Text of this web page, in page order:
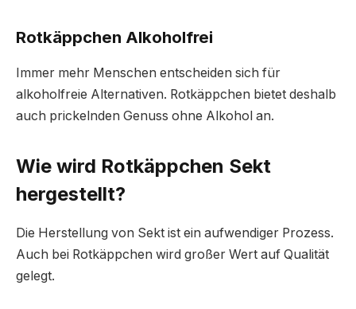
Rotkäppchen Alkoholfrei
Immer mehr Menschen entscheiden sich für
alkoholfreie Alternativen. Rotkäppchen bietet deshalb
auch prickelnden Genuss ohne Alkohol an.
Wie wird Rotkäppchen Sekt
hergestellt?
Die Herstellung von Sekt ist ein aufwendiger Prozess.
Auch bei Rotkäppchen wird großer Wert auf Qualität
gelegt.